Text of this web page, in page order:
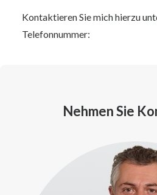
Kontaktieren Sie mich hierzu
Telefonnummer:
Nehmen Sie